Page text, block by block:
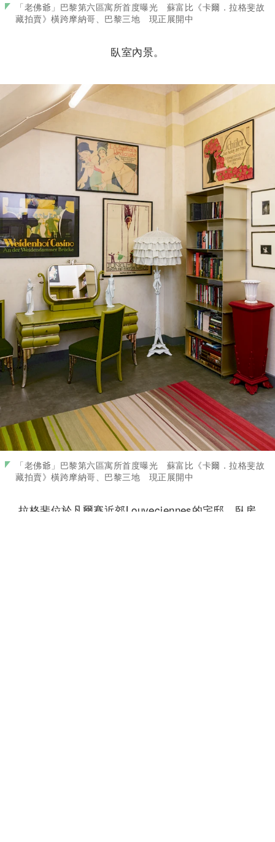
「老佛爺」巴黎第六區寓所首度曝光 蘇富比《卡爾．拉格斐故
藏拍賣》橫跨摩納哥、巴黎三地 現正展開中
臥室內景。
「老佛爺」巴黎第六區寓所首度曝光 蘇富比《卡爾．拉格斐故
藏拍賣》橫跨摩納哥、巴黎三地 現正展開中
拉格斐位於凡爾賽近郊Louveciennes的宅邸，臥房